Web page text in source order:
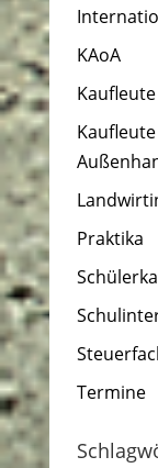
KAoA
Praktika
Termine